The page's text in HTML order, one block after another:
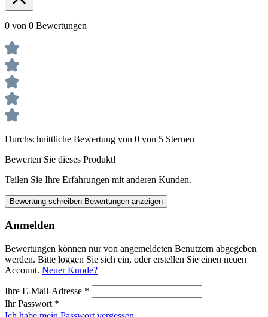
0 von 0 Bewertungen
Durchschnittliche Bewertung von 0 von 5 Sternen
Bewerten Sie dieses Produkt!
Teilen Sie Ihre Erfahrungen mit anderen Kunden.
Bewertung schreiben Bewertungen anzeigen
Anmelden
Bewertungen können nur von angemeldeten Benutzern abgegeben
werden. Bitte loggen Sie sich ein, oder erstellen Sie einen neuen
Account. Neuer Kunde?
Ihre E-Mail-Adresse *
Ihr Passwort *